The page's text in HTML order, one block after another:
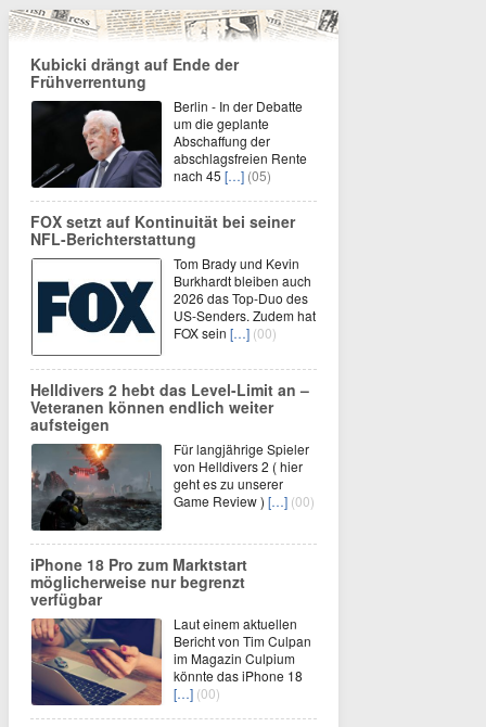
Kubicki drängt auf Ende der
Frühverrentung
Berlin - In der Debatte
um die geplante
Abschaffung der
abschlagsfreien Rente
nach 45 […] (05)
FOX setzt auf Kontinuität bei seiner
NFL-Berichterstattung
Tom Brady und Kevin
Burkhardt bleiben auch
2026 das Top-Duo des
US-Senders. Zudem hat
FOX sein […] (00)
Helldivers 2 hebt das Level-Limit an –
Veteranen können endlich weiter
aufsteigen
Für langjährige Spieler
von Helldivers 2 ( hier
geht es zu unserer
Game Review ) […] (00)
iPhone 18 Pro zum Marktstart
möglicherweise nur begrenzt
verfügbar
Laut einem aktuellen
Bericht von Tim Culpan
im Magazin Culpium
könnte das iPhone 18
[…] (00)